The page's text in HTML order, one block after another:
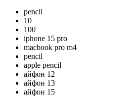
pencil
10
100
iphone 15 pro
macbook pro m4
pencil
apple pencil
айфон 12
айфон 13
айфон 15